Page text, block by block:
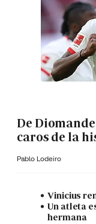
De
caros de la
Pablo Lodeiro
Vinicius
Un atleta
hermana